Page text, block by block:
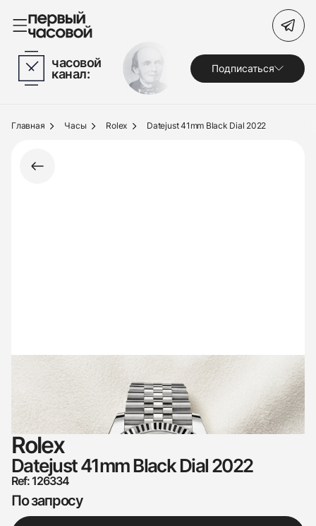
Часы
Украшения
Под заказ
Поиск по сайту
часовой
канал: Подписаться
Главная Часы Rolex Datejust 41mm Black Dial 2022
Rolex
Datejust 41mm Black Dial 2022
Ref: 126334
По запросу